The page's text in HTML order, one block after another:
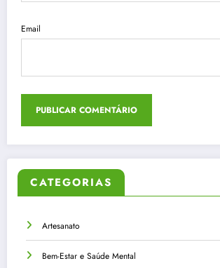
Email
CATEGORIAS
Artesanato
Bem-Estar e Saúde Mental